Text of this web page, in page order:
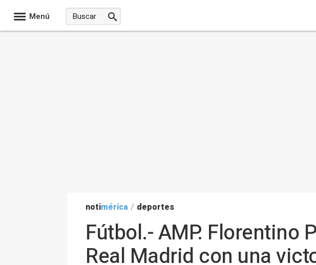
Menú
notimérica / deportes
Fútbol.- AMP. Florentino
Real Madrid con una